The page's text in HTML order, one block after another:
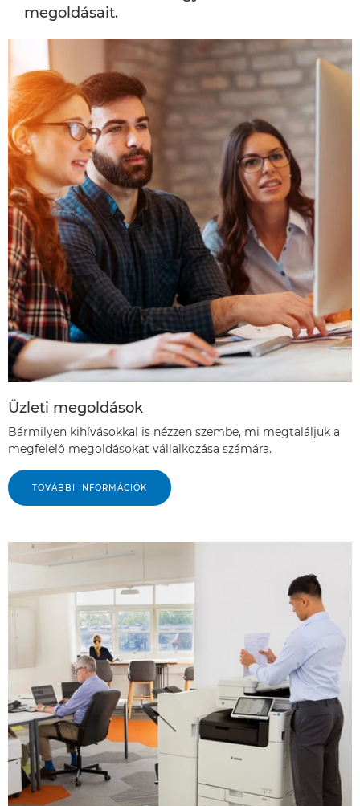
megoldásait.
Üzleti megoldások
Bármilyen kihívásokkal is nézzen szembe, mi megtaláljuk a
megfelelő megoldásokat vállalkozása számára.
TOVÁBBI INFORMÁCIÓK